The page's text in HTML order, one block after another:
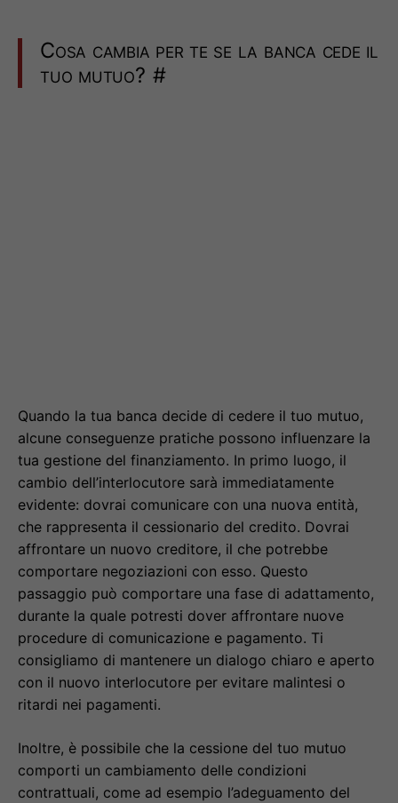
Cosa cambia per te se la banca cede il
tuo mutuo? #
Quando la tua banca decide di cedere il tuo mutuo,
alcune conseguenze pratiche possono influenzare la
tua gestione del finanziamento. In primo luogo, il
cambio dell’interlocutore sarà immediatamente
evidente: dovrai comunicare con una nuova entità,
che rappresenta il cessionario del credito. Dovrai
affrontare un nuovo creditore, il che potrebbe
comportare negoziazioni con esso. Questo
passaggio può comportare una fase di adattamento,
durante la quale potresti dover affrontare nuove
procedure di comunicazione e pagamento. Ti
consigliamo di mantenere un dialogo chiaro e aperto
con il nuovo interlocutore per evitare malintesi o
ritardi nei pagamenti.
Inoltre, è possibile che la cessione del tuo mutuo
comporti un cambiamento delle condizioni
contrattuali, come ad esempio l’adeguamento del